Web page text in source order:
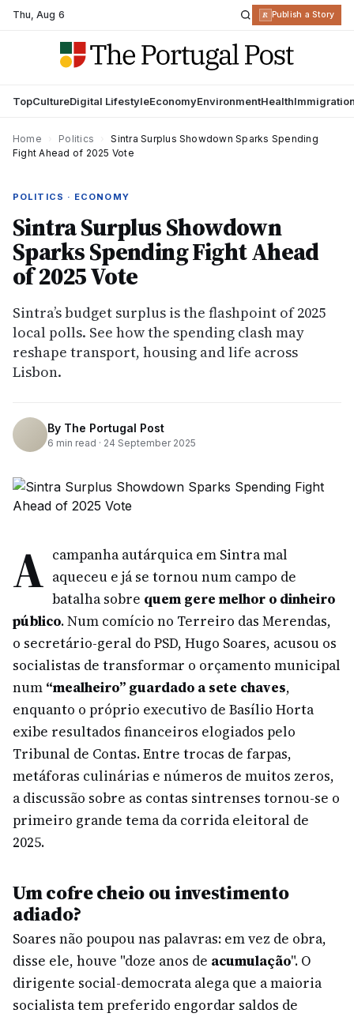
Thu,Aug 6 R Publish a Story
TopCultureDigital LifestyleEconomyEnvironmentHealth
Home Politics
Sintra Surplus Showdown Sparks Spending
Fight Ahead of 2025 Vote
POLITICS · ECONOMY
Sintra Surplus Showdown
Sparks Spending Fight Ahead
of 2025 Vote
Sintra’s budget surplus is the flashpoint of 2025
local polls. See how the spending clash may
reshape transport, housing and life across
Lisbon.
By The Portugal Post
6 min read · 24 September 2025
A campanha autárquica em Sintra mal
aqueceu e já se tornou num campo de
batalha sobre quem gere melhor o dinheiro
público. Num comício no Terreiro das Merendas,
o secretário-geral do PSD, Hugo Soares, acusou os
socialistas de transformar o orçamento municipal
num “mealheiro” guardado a sete chaves,
enquanto o próprio executivo de Basílio Horta
exibe resultados financeiros elogiados pelo
Tribunal de Contas. Entre trocas de farpas,
metáforas culinárias e números de muitos zeros,
a discussão sobre as contas sintrenses tornou-se o
primeiro grande tema da corrida eleitoral de
2025.
Um cofre cheio ou investimento
adiado?
Soares não poupou nas palavras: em vez de obra,
disse ele, houve "doze anos de acumulação". O
dirigente social-democrata alega que a maioria
socialista tem preferido engordar saldos de